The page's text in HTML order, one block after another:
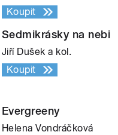
Koupit
Sedmikrásky na nebi
Jiří Dušek a kol.
Koupit
Evergreeny
Helena Vondráčková